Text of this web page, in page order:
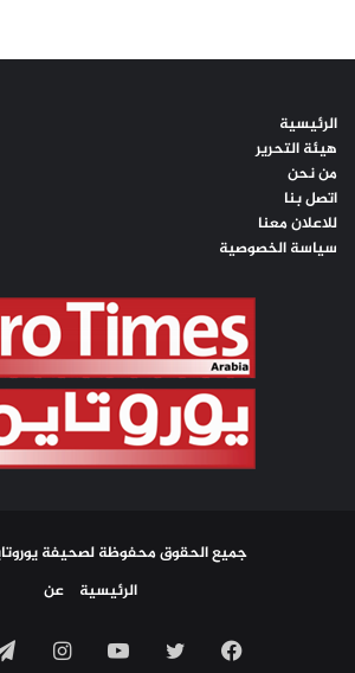
الرئيسية
هيئة التحرير
من نحن
اتصل بنا
للاعلان معنا
سياسة الخصوصية
جميع الحقوق محفوظة لصحيفة يوروتايمز
الرئيسية
عن
فيسبوك تويتر يوتيوب